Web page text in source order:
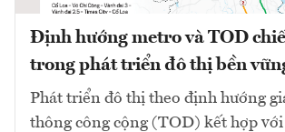
Định hướng metro và TOD
trong phát triển đô thị bền
Phát triển đô thị theo định hướng
thông công cộng (TOD) kết hợp